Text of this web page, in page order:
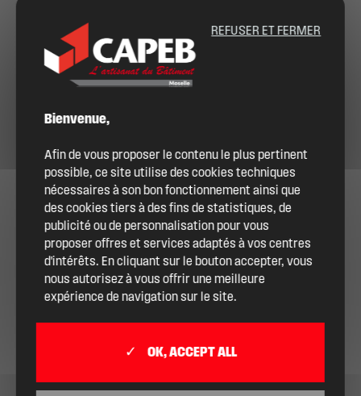
Bienvenue,
Afin de vous proposer le contenu le plus pertinent
possible, ce site utilise des cookies techniques
nécessaires à son bon fonctionnement ainsi que
des cookies tiers à des fins de statistiques, de
publicité ou de personnalisation pour vous
proposer offres et services adaptés à vos centres
d'intérêts. En cliquant sur le bouton accepter, vous
nous autorisez à vous offrir une meilleure
expérience de navigation sur le site.
OK, ACCEPT ALL
REFUSER ET FERMER